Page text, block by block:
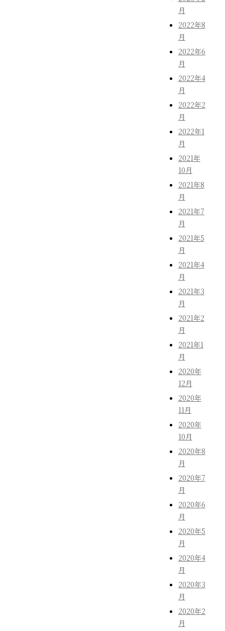
月
2022年8
月
2022年6
月
2022年4
月
2022年2
月
2022年1
月
2021年
10月
2021年8
月
2021年7
月
2021年5
月
2021年4
月
2021年3
月
2021年2
月
2021年1
月
2020年
12月
2020年
11月
2020年
10月
2020年8
月
2020年7
月
2020年6
月
2020年5
月
2020年4
月
2020年3
月
2020年2
月